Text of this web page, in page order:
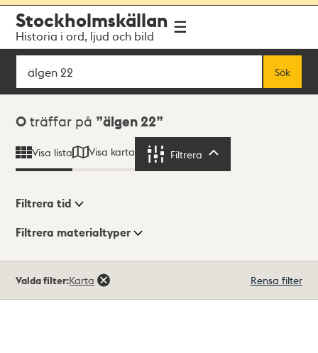
navigationen
huvudinnehållet
Stockholmskällan
Historia i ord, ljud och bild
Sök
Sök
Sökresultat
0 träffar på älgen 22
Visa lista Visa karta Filtrera
Visningsläge
Filtrera tid
Filtrera materialtyper
träffar
Valda filter:Karta Rensa filter